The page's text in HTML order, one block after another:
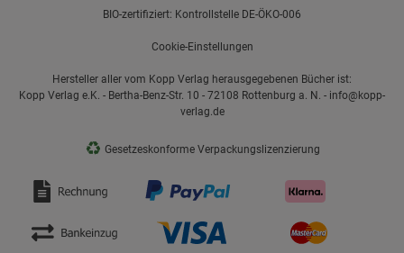
BIO-zertifiziert: Kontrollstelle DE-ÖKO-006
Cookie-Einstellungen
Hersteller aller vom Kopp Verlag herausgegebenen Bücher ist:
Kopp Verlag e.K. - Bertha-Benz-Str. 10 - 72108 Rottenburg a. N. - info@kopp-
verlag.de
♻ Gesetzeskonforme Verpackungslizenzierung
Datenschutzerklärung Impressum